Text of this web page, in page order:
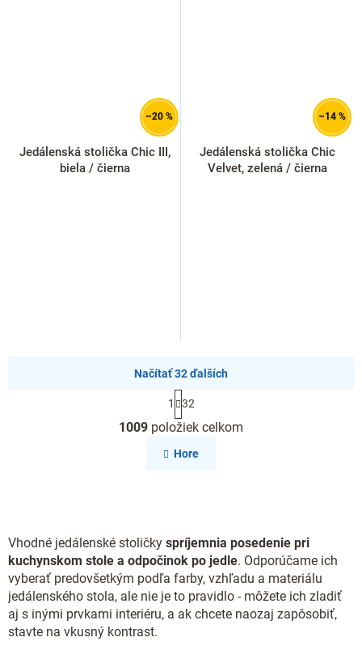
–20 %
Jedálenská stolička Chic III,
biela / čierna
–14 %
Jedálenská stolička Chic
Velvet, zelená / čierna
O
v
l
e
p
r
v
k
y
Načítať 32 ďalších
S
t
r
á
n
e
1 32
1009 položiek celkom
Hore
Vhodné jedálenské stoličky spríjemnia posedenie pri
kuchynskom stole a odpočinok po jedle. Odporúčame ich
vyberať predovšetkým podľa farby, vzhľadu a materiálu
jedálenského stola, ale nie je to pravidlo - môžete ich zladiť
aj s inými prvkami interiéru, a ak chcete naozaj zapôsobiť,
stavte na vkusný kontrast.